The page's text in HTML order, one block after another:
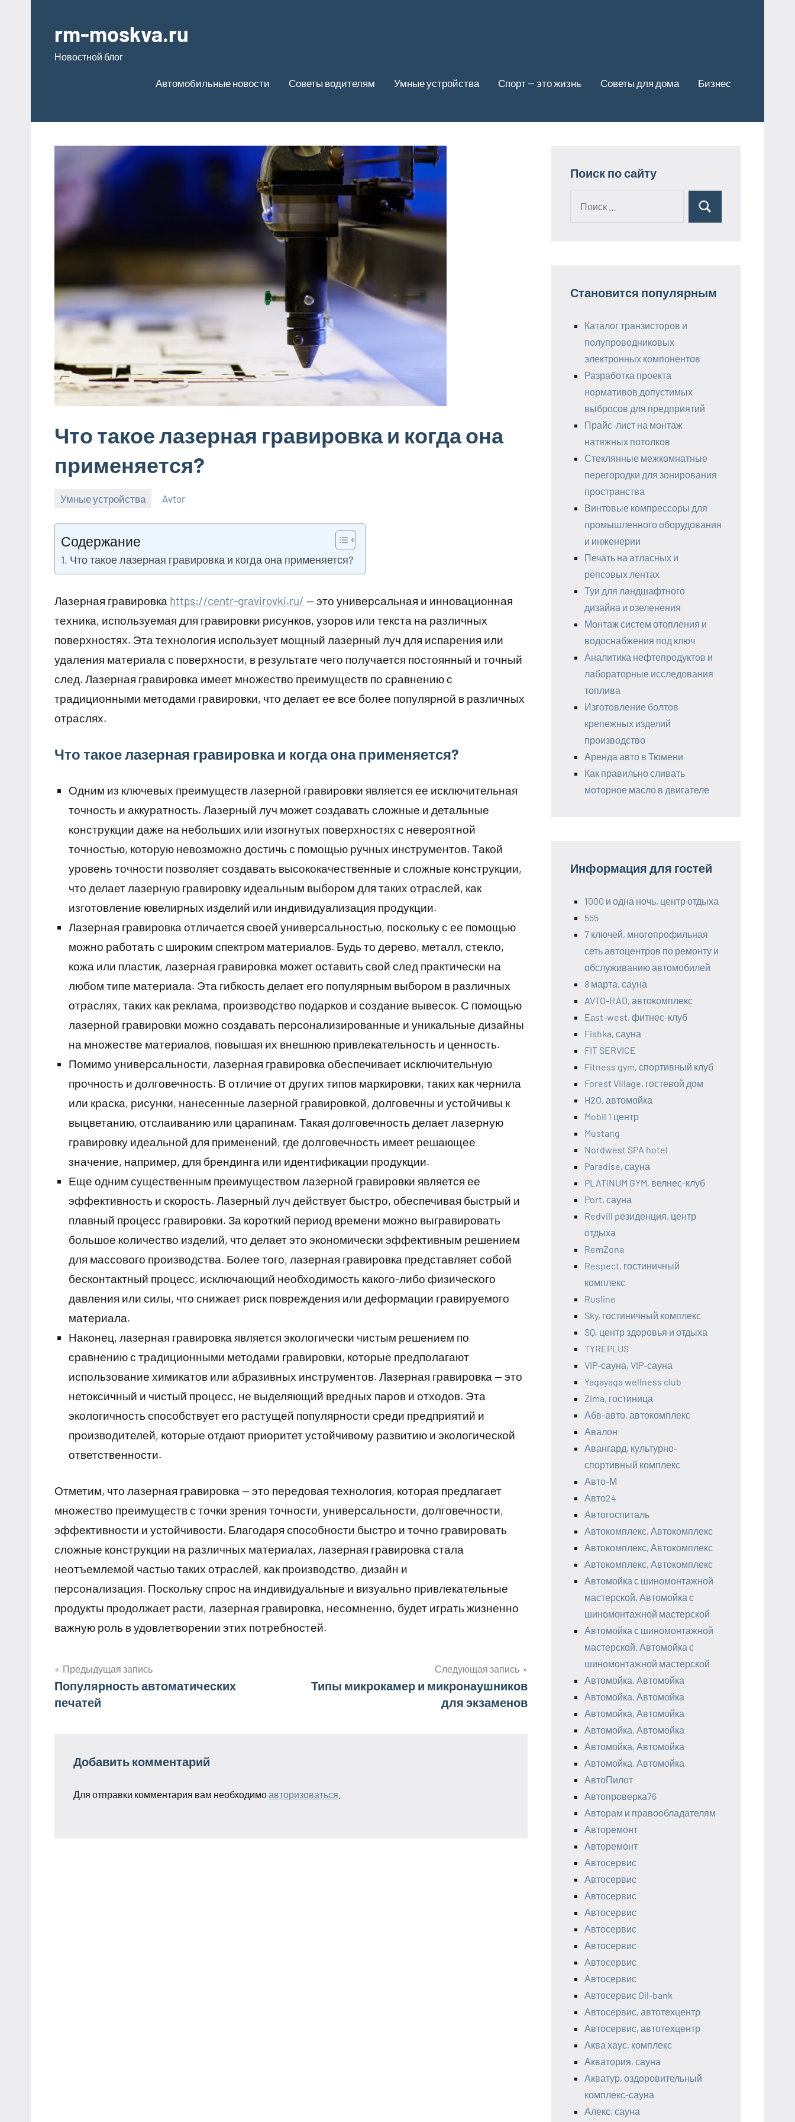
содержимому
rm-moskva.ru
Новостной блог
Автомобильные новости Советы водителям Умные устройства Спорт — это жизнь Советы для дома Бизнес
Что такое лазерная гравировка и когда она
применяется?
Умные устройства
октября
2023
Avtor
комментариев
Содержание
Что такое лазерная гравировка и когда она применяется?
Лазерная гравировка https://centr-gravirovki.ru/ — это универсальная и инновационная
техника, используемая для гравировки рисунков, узоров или текста на различных
поверхностях. Эта технология использует мощный лазерный луч для испарения или
удаления материала с поверхности, в результате чего получается постоянный и точный
след. Лазерная гравировка имеет множество преимуществ по сравнению с
традиционными методами гравировки, что делает ее все более популярной в различных
отраслях.
Что такое лазерная гравировка и когда она применяется?
Одним из ключевых преимуществ лазерной гравировки является ее исключительная
точность и аккуратность. Лазерный луч может создавать сложные и детальные
конструкции даже на небольших или изогнутых поверхностях с невероятной
точностью, которую невозможно достичь с помощью ручных инструментов. Такой
уровень точности позволяет создавать высококачественные и сложные конструкции,
что делает лазерную гравировку идеальным выбором для таких отраслей, как
изготовление ювелирных изделий или индивидуализация продукции.
Лазерная гравировка отличается своей универсальностью, поскольку с ее помощью
можно работать с широким спектром материалов. Будь то дерево, металл, стекло,
кожа или пластик, лазерная гравировка может оставить свой след практически на
любом типе материала. Эта гибкость делает его популярным выбором в различных
отраслях, таких как реклама, производство подарков и создание вывесок. С помощью
лазерной гравировки можно создавать персонализированные и уникальные дизайны
на множестве материалов, повышая их внешнюю привлекательность и ценность.
Помимо универсальности, лазерная гравировка обеспечивает исключительную
прочность и долговечность. В отличие от других типов маркировки, таких как чернила
или краска, рисунки, нанесенные лазерной гравировкой, долговечны и устойчивы к
выцветанию, отслаиванию или царапинам. Такая долговечность делает лазерную
гравировку идеальной для применений, где долговечность имеет решающее
значение, например, для брендинга или идентификации продукции.
Еще одним существенным преимуществом лазерной гравировки является ее
эффективность и скорость. Лазерный луч действует быстро, обеспечивая быстрый и
плавный процесс гравировки. За короткий период времени можно выгравировать
большое количество изделий, что делает это экономически эффективным решением
для массового производства. Более того, лазерная гравировка представляет собой
бесконтактный процесс, исключающий необходимость какого-либо физического
давления или силы, что снижает риск повреждения или деформации гравируемого
материала.
Наконец, лазерная гравировка является экологически чистым решением по
сравнению с традиционными методами гравировки, которые предполагают
использование химикатов или абразивных инструментов. Лазерная гравировка — это
нетоксичный и чистый процесс, не выделяющий вредных паров и отходов. Эта
экологичность способствует его растущей популярности среди предприятий и
производителей, которые отдают приоритет устойчивому развитию и экологической
ответственности.
Отметим, что лазерная гравировка — это передовая технология, которая предлагает
множество преимуществ с точки зрения точности, универсальности, долговечности,
эффективности и устойчивости. Благодаря способности быстро и точно гравировать
сложные конструкции на различных материалах, лазерная гравировка стала
неотъемлемой частью таких отраслей, как производство, дизайн и
персонализация. Поскольку спрос на индивидуальные и визуально привлекательные
продукты продолжает расти, лазерная гравировка, несомненно, будет играть жизненно
важную роль в удовлетворении этих потребностей.
Навигация
по
Предыдущая запись
Популярность автоматических
печатей
Следующая запись
Типы микрокамер и микронаушников
для экзаменов
Добавить комментарий
Для отправки комментария вам необходимоавторизоваться
Поиск по сайту
Поиск
Становится популярным
Каталог транзисторов и
полупроводниковых
электронных компонентов
Разработка проекта
нормативов допустимых
выбросов для предприятий
Прайс-лист на монтаж
натяжных потолков
Стеклянные межкомнатные
перегородки для зонирования
пространства
Винтовые компрессоры для
промышленного оборудования
и инженерии
Печать на атласных и
репсовых лентах
Туи для ландшафтного
дизайна и озеленения
Монтаж систем отопления и
водоснабжения под ключ
Аналитика нефтепродуктов и
лабораторные исследования
топлива
Изготовление болтов
крепежных изделий
производство
Аренда авто в Тюмени
Как правильно сливать
моторное масло в двигателе
Информация для гостей
1000 и одна ночь, центр отдыха
555
7 ключей, многопрофильная
сеть автоцентров по ремонту и
обслуживанию автомобилей
8 марта, сауна
AVTO-RAD, автокомплекс
East-west, фитнес-клуб
Fishka, сауна
FIT SERVICE
Fitness gym, спортивный клуб
Forest Village, гостевой дом
H2O, автомойка
Mobil 1 центр
Mustang
Nordwest SPA hotel
Paradise, сауна
PLATINUM GYM, велнес-клуб
Port, сауна
Redvill pезиденция, центр
отдыха
RemZona
Respect, гостиничный
комплекс
Rusline
Sky, гостиничный комплекс
SQ, центр здоровья и отдыха
TYREPLUS
VIP-сауна, VIP-сауна
Yagayaga wellness club
Zima, гостиница
Абв-авто, автокомплекс
Авалон
Авангард, культурно-
спортивный комплекс
Авто-М
Авто24
Автогоспиталь
Автокомплекс, Автокомплекс
Автокомплекс, Автокомплекс
Автокомплекс, Автокомплекс
Автомойка с шиномонтажной
мастерской, Автомойка с
шиномонтажной мастерской
Автомойка с шиномонтажной
мастерской, Автомойка с
шиномонтажной мастерской
Автомойка, Автомойка
Автомойка, Автомойка
Автомойка, Автомойка
Автомойка, Автомойка
Автомойка, Автомойка
Автомойка, Автомойка
АвтоПилот
Автопроверка76
Авторам и правообладателям
Авторемонт
Авторемонт
Автосервис
Автосервис
Автосервис
Автосервис
Автосервис
Автосервис
Автосервис
Автосервис
Автосервис Oil-bank
Автосервис, автотехцентр
Автосервис, автотехцентр
Аква хаус, комплекс
Акватория, сауна
Акватур, оздоровительный
комплекс-сауна
Алекс, сауна